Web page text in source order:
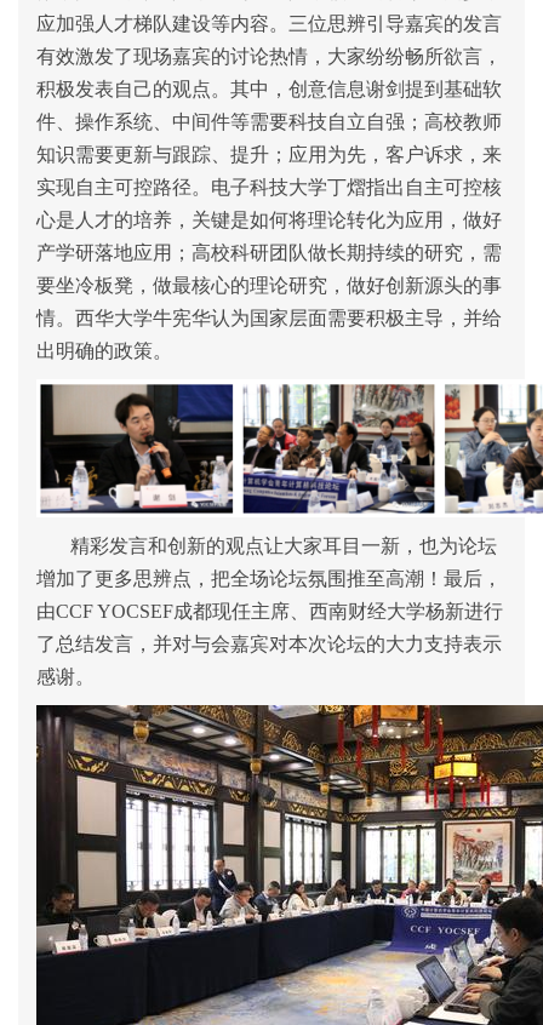
应加强人才梯队建设等内容。 三位思辨引导嘉宾的发言
有效激发了现场嘉宾的讨论热情，大家纷纷畅所欲言，
积极发表自己的观点。其中，创意信息谢剑提到基础软
件、操作系统、中间件等需要科技自立自强；高校教师
知识需要更新与跟踪、提升；应用为先，客户诉求，来
实现自主可控路径。电子科技大学丁熠指出自主可控核
心是人才的培养，关键是如何将理论转化为应用，做好
产学研落地应用；高校科研团队做长期持续的研究，需
要坐冷板凳，做最核心的理论研究，做好创新源头的事
情。西华大学牛宪华认为国家层面需要积极主导，并给
出明确的政策。
精彩发言和创新的观点让大家耳目一新，也为论坛
增加了更多思辨点，把全场论坛氛围推至高潮！最后，
由CCF YOCSEF成都现任主席、西南财经大学杨新进行
了总结发言，并对与会嘉宾对本次论坛的大力支持表示
感谢。